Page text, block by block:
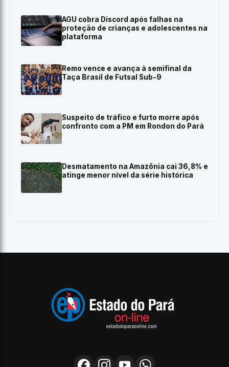
AGU cobra Discord após falhas na
proteção de crianças e adolescentes na
plataforma
Remo vence e avança à semifinal da
Taça Brasil de Futsal Sub-9
Suspeito de tráfico e furto morre após
confronto com a PM em Rondon do Pará
Desmatamento na Amazônia cai 36,8% e
atinge menor nível da série histórica